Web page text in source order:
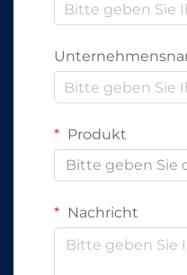
Produkt
Bitte geben Sie
Nachricht